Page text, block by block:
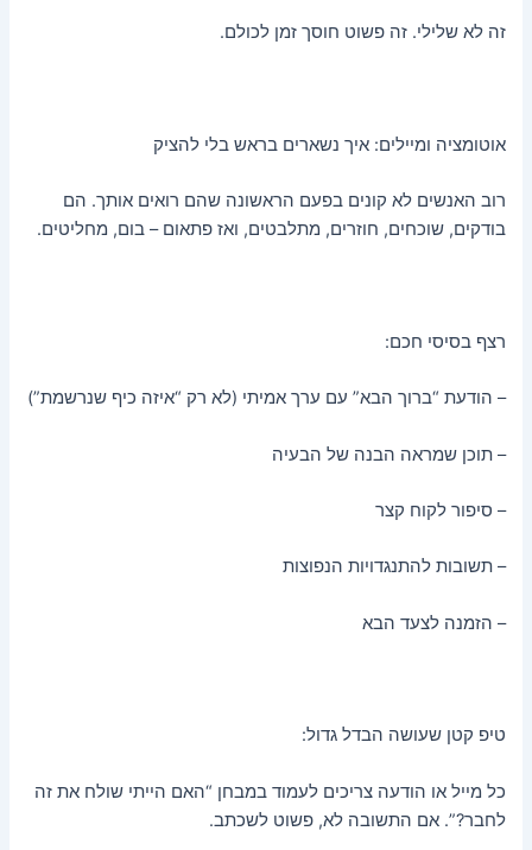
זה לא שלילי. זה פשוט חוסך זמן לכולם.
אוטומציה ומיילים: איך נשארים בראש בלי להציק
רוב האנשים לא קונים בפעם הראשונה שהם רואים אותך. הם
בודקים, שוכחים, חוזרים, מתלבטים, ואז פתאום – בום, מחליטים.
רצף בסיסי חכם:
– הודעת “ברוך הבא” עם ערך אמיתי (לא רק “איזה כיף שנרשמת”)
– תוכן שמראה הבנה של הבעיה
– סיפור לקוח קצר
– תשובות להתנגדויות הנפוצות
– הזמנה לצעד הבא
טיפ קטן שעושה הבדל גדול:
כל מייל או הודעה צריכים לעמוד במבחן “האם הייתי שולח את זה
לחבר?”. אם התשובה לא, פשוט לשכתב.